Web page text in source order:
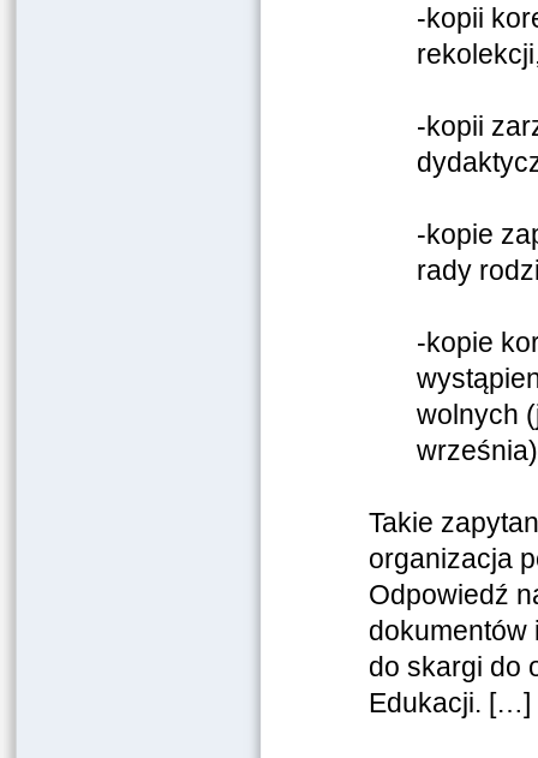
-kopii
-kopii
-kopie
rady
-kopie
wolnych
Takie
organizacja
Odpowiedź
dokumentów
do skargi do
Edukacji. […]